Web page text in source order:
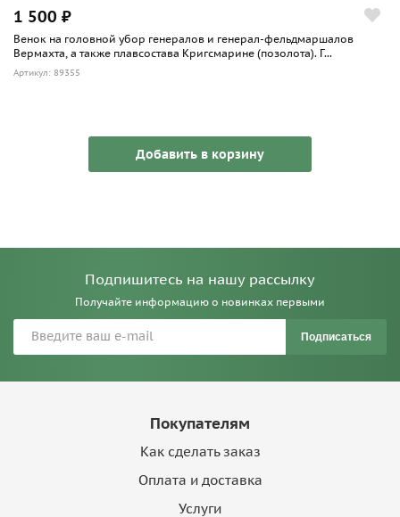
1 500 ₽
Венок на головной убор генералов и генерал-фельдмаршалов
Вермахта, а также плавсостава Кригсмарине (позолота). Г...
Артикул: 89355
Добавить в корзину
Подпишитесь на нашу рассылку
Получайте информацию о новинках первыми
Подписаться
Покупателям
Как сделать заказ
Оплата и доставка
Услуги